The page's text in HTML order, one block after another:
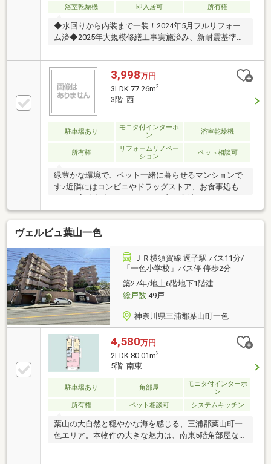
歩いていける距離間ですので楽しい生活が待っていそ
浴室乾燥機 即入居可 所有権
◆水回りから内装まで一装！2024年5月フルリフォー
ム済◆2025年大規模修繕工事実施済み、新耐震基準適
米超の3LDKプラン◆心地よい風と緑を望む、開放感の
ある4階部分の住戸◆ローソン徒歩3分、小学校徒歩9
分で暮らしやすい住環境【お問い合わせは【フリーダ
イヤル：0120-702-700】までお気軽にどうぞ♪】
3,998万円
3LDK 77.26m2
3階 西
駐車場あり
モニタ付インターホ
ン
浴室乾燥機
所有権
リフォームリノベー
ション
ペット相談可
緑豊かな環境で、ペット一緒に暮らせるマンションで
す♪近隣にはコンビニやドラッグストア、お食事処も
ます。
ヴェルビュ葉山一色
ＪＲ横須賀線 逗子駅 バス11分/
「一色小学校」バス停 停歩2分
築27年/地上6階地下1階建
総戸数49戸
神奈川県三浦郡葉山町一色
4,580万円
2LDK 80.01m2
5階 南東
駐車場あり 角部屋
モニタ付インターホ
ン
所有権
ペット相談可 システムキッチン
葉山の大自然と穏やかな海を感じる、三浦郡葉山町一
色エリア。本物件の大きな魅力は、南東5階角部屋な
らではの開放感と美しい眺望です。上階に住戸がない
ため、上からの足音を気にすることなく、プライベー